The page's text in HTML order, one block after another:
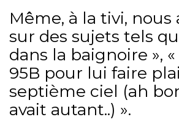
Même, à la tivi,
sur des sujets tels
dans la baignoire »,
95B pour lui faire
septième ciel (ah
avait autant..) ».